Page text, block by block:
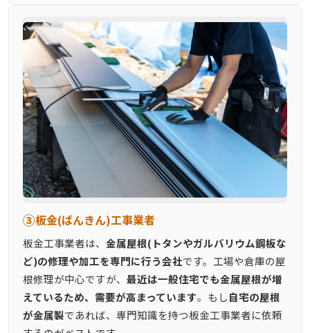
③板金(ばんきん)工事業者
板金工事業者は、 金属屋根(トタンやガルバリウム鋼板な
ど)の修理や加工を専門に行う会社です。工場や倉庫の屋
根修理が中心ですが、 最近は一般住宅でも金属屋根が増
えているため、需要が高まっています。もし自宅の屋根
が金属製であれば、専門知識を持つ板金工事業者に依頼